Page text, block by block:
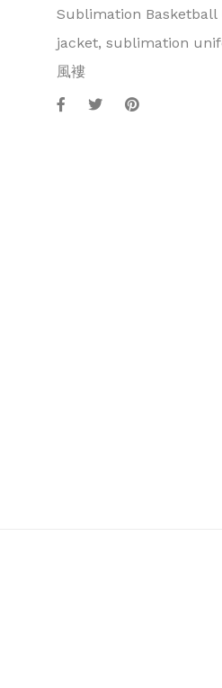
Sublimation Basketball
jacket, sublimation
風褸